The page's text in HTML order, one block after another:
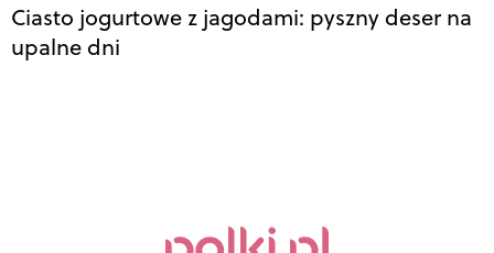
Ciasto jogurtowe z jagodami: pyszny deser na
upalne dni